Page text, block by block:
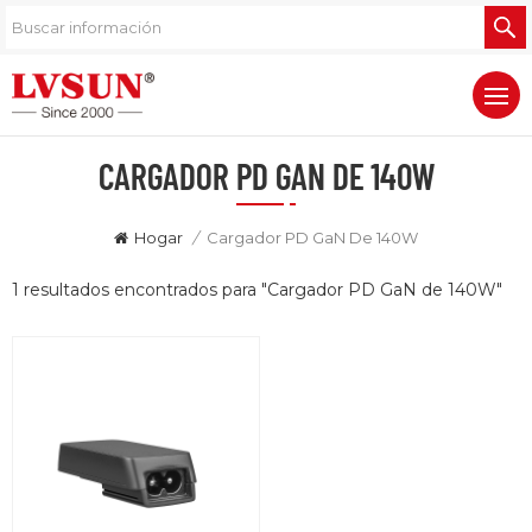
CARGADOR PD GAN DE 140W
Hogar / Cargador PD GaN De 140W
1 resultados encontrados para "Cargador PD GaN de 140W"